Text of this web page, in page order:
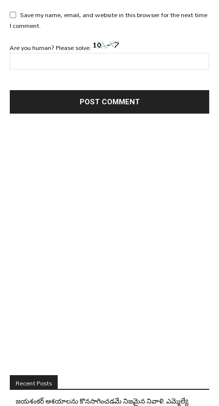
Save my name, email, and website in this browser for the next time
I comment.
Are you human? Please solve:
Recent Posts
జయశంకర్ ఆశయాలను కొనసాగించడమే నిజమైన నివాళి: ఎమ్మెల్యే